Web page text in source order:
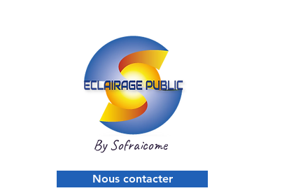
By Sofraicome
Nous contacter